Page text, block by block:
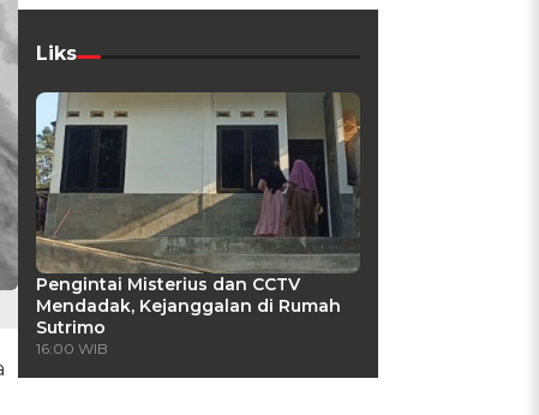
Liks
Pengintai Misterius dan CCTV
Mendadak, Kejanggalan di Rumah
Sutrimo
16:00 WIB